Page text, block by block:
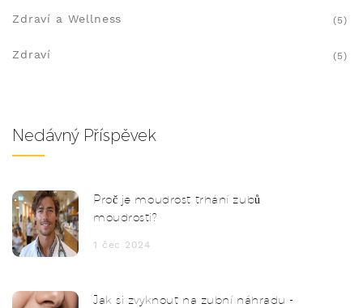
Zdraví a Wellness (5)
Zdraví (5)
Nedávný Příspěvek
Proč je moudrost trhání zubů
moudrosti?
1 čec 2024
Jak si zvyknout na zubní náhradu -